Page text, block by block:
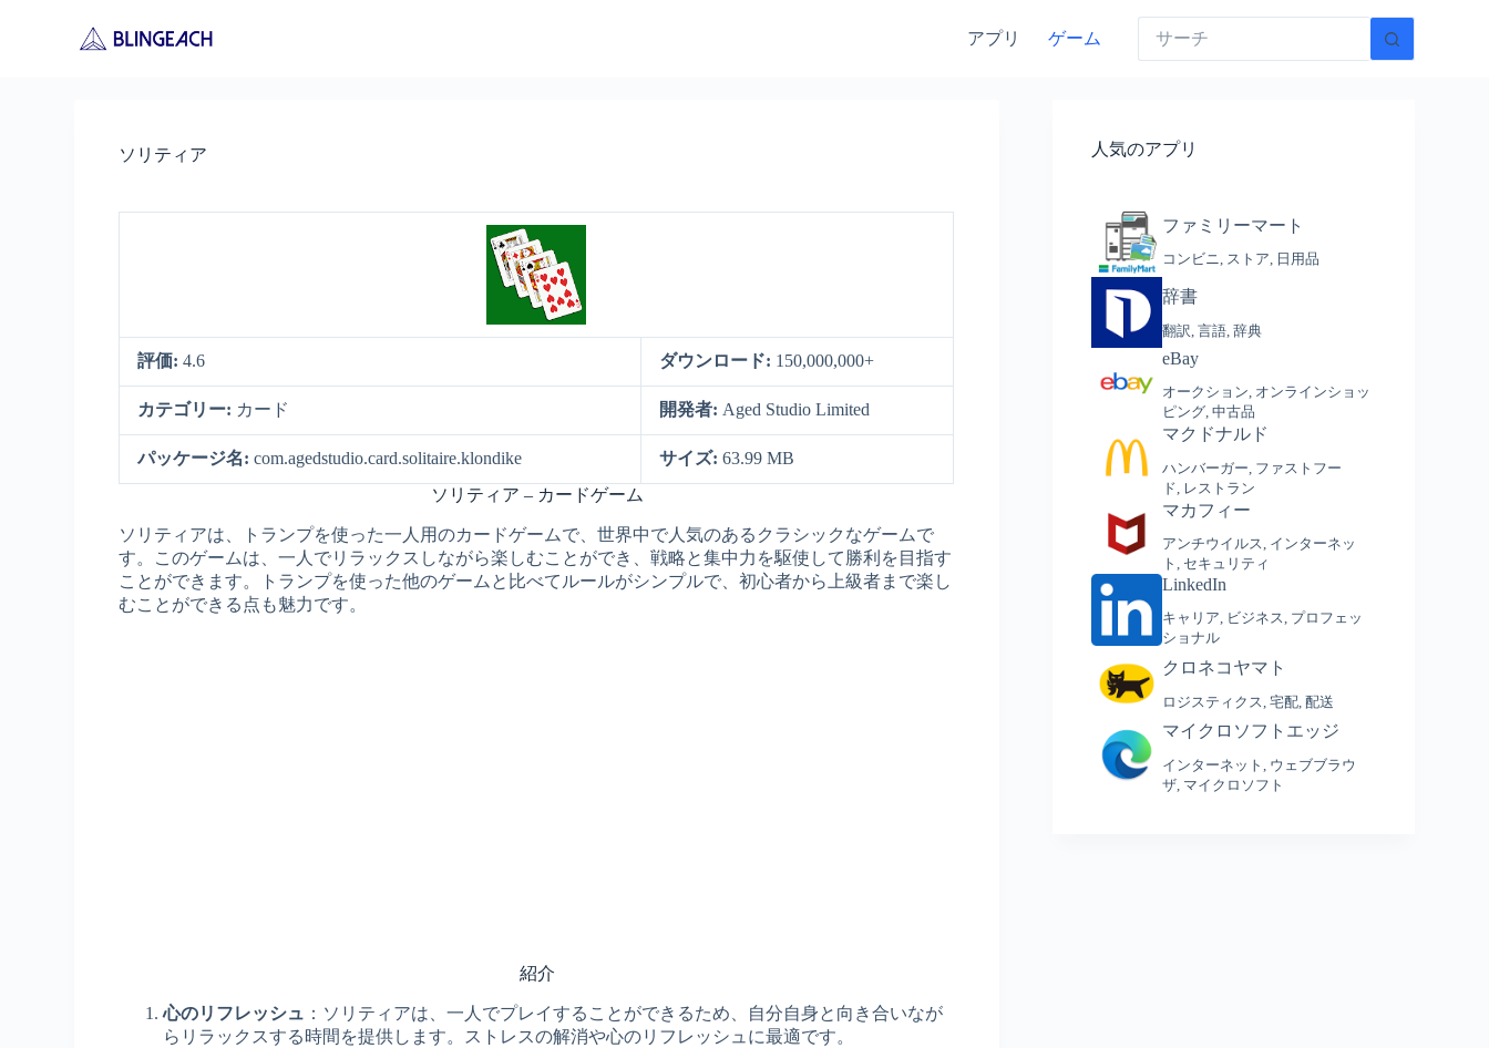
アプリ ゲーム
ソリティア
評価:4.6 ダウンロード: 150,000,000+
カテゴリー: カード 開発者: Aged Studio Limited
パッケージ名:com.agedstudio.card.solitaire.klondike サイズ:63.99 MB
ソリティア – カードゲーム
ソリティアは、トランプを使った一人用のカードゲームで、世界中で人気のあるクラシックなゲームで
す。このゲームは、一人でリラックスしながら楽しむことができ、戦略と集中力を駆使して勝利を目指す
ことができます。トランプを使った他のゲームと比べてルールがシンプルで、初心者から上級者まで楽し
むことができる点も魅力です。
紹介
心のリフレッシュ ：ソリティアは、一人でプレイすることができるため、自分自身と向き合いなが
らリラックスする時間を提供します。ストレスの解消や心のリフレッシュに最適です。
人気のアプリ
ファミリーマート
コンビニ, ストア, 日用品
辞書
翻訳 ,言語 ,辞典
eBay
オークション, オンラインショッ
ピング,中古品
マクドナルド
ハンバーガー ファストフー
ド レストラン
マカフィー
アンチウイルス, インターネッ
ト, セキュリティ
LinkedIn
キャリア, ビジネス, プロフェッ
ショナル
クロネコヤマト
ロジスティクス ,宅配 ,配送
マイクロソフトエッジ
インターネット, ウェブブラウ
ザ, マイクロソフト